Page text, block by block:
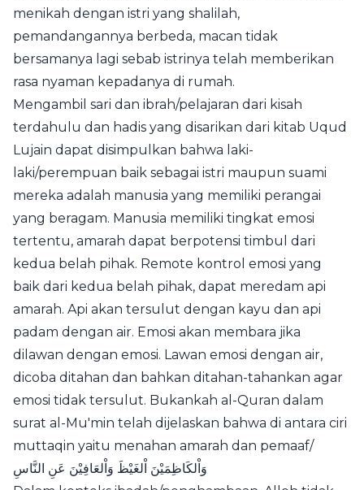
menikah dengan istri yang shalilah,
pemandangannya berbeda, macan tidak
bersamanya lagi sebab istrinya telah memberikan
rasa nyaman kepadanya di rumah.
Mengambil sari dan ibrah/pelajaran dari kisah
terdahulu dan hadis yang disarikan dari kitab Uqud
Lujain dapat disimpulkan bahwa laki-
laki/perempuan baik sebagai istri maupun suami
mereka adalah manusia yang memiliki perangai
yang beragam. Manusia memiliki tingkat emosi
tertentu, amarah dapat berpotensi timbul dari
kedua belah pihak. Remote kontrol emosi yang
baik dari kedua belah pihak, dapat meredam api
amarah. Api akan tersulut dengan kayu dan api
padam dengan air. Emosi akan membara jika
dilawan dengan emosi. Lawan emosi dengan air,
dicoba ditahan dan bahkan ditahan-tahankan agar
emosi tidak tersulut. Bukankah al-Quran dalam
surat al-Mu'min telah dijelaskan bahwa di antara ciri
muttaqin yaitu menahan amarah dan pemaaf/
وَاْلكَاظِمَيْنَ اْلغَيْظَ وَاْلعَافِيْنَ عَنِ النَّاسِ